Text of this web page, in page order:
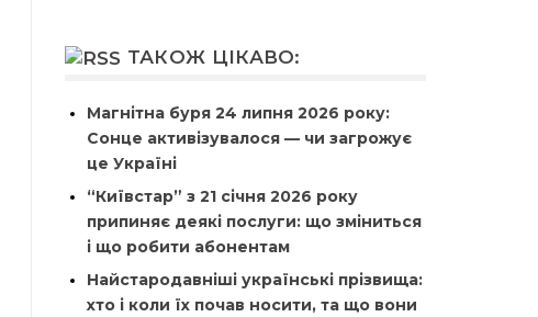
ТАКОЖ ЦІКАВО:
Магнітна буря 24 липня 2026 року:
Сонце активізувалося — чи загрожує
це Україні
“Київстар” з 21 січня 2026 року
припиняє деякі послуги: що зміниться
і що робити абонентам
Найстародавніші українські прізвища:
хто і коли їх почав носити, та що вони